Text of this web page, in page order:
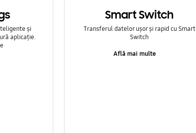
și
aplicație.
Smart Switch
Transferul datelor ușor și rapid cu Smart
Switch
Află mai multe